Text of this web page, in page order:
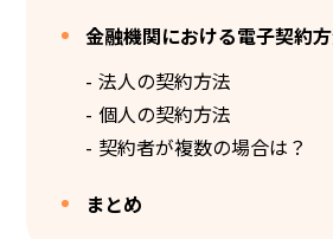
金融機関における電子契約
法人の契約方法
個人の契約方法
契約者が複数の場合は？
まとめ